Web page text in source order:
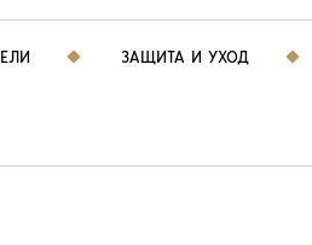
ЗАЩИТА И УХОД